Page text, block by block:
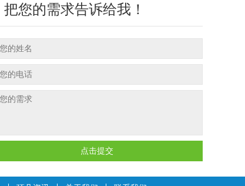
把您的需求告诉给我！
点击提交